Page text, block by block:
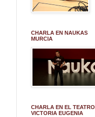
CHARLA EN NAUKAS
MURCIA
CHARLA EN EL TEATRO
VICTORIA EUGENIA